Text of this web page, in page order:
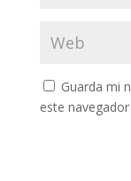
Guarda mi
este